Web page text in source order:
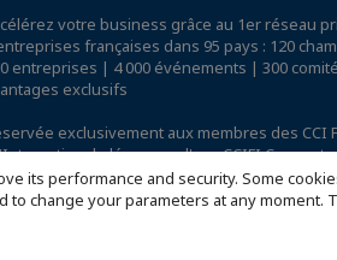
its performance and security. Some
change your parameters at any moment.
votre business grâce au 1er réseau
françaises dans 95 pays : 120
entreprises | 4 000 événements | 300
exclusifs
exclusivement aux membres des CCI
découvrez l'app CCIFI Connect.